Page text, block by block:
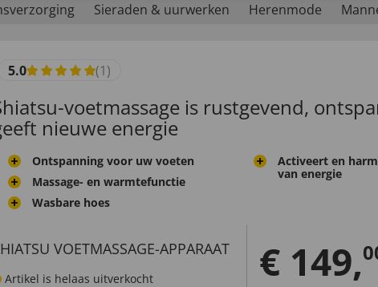
Sieraden & uurwerken Herenmode
5.0 (1)
voetmassage is rustgevend,
nieuwe energie
Ontspanning voor uw voeten
Massage- en warmtefunctie
Wasbare hoes
Activeert en
van energie
VOETMASSAGE-APPARAAT
Artikel is helaas uitverkocht
€ 149,